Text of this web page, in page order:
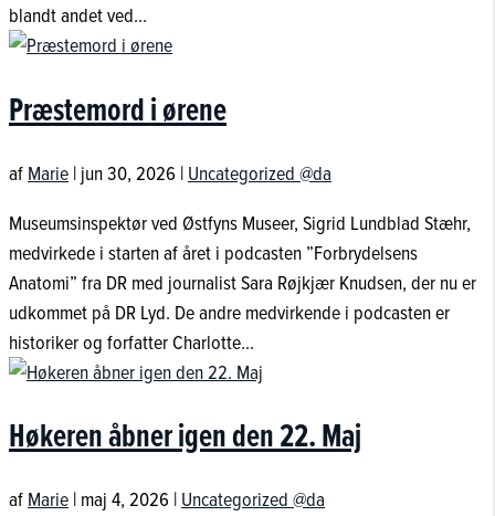
blandt andet ved...
Præstemord i ørene
af Marie | jun 30, 2026 | Uncategorized @da
Museumsinspektør ved Østfyns Museer, Sigrid Lundblad Stæhr,
medvirkede i starten af året i podcasten ”Forbrydelsens
Anatomi” fra DR med journalist Sara Røjkjær Knudsen, der nu er
udkommet på DR Lyd. De andre medvirkende i podcasten er
historiker og forfatter Charlotte...
Høkeren åbner igen den 22. Maj
af Marie | maj 4, 2026 | Uncategorized @da